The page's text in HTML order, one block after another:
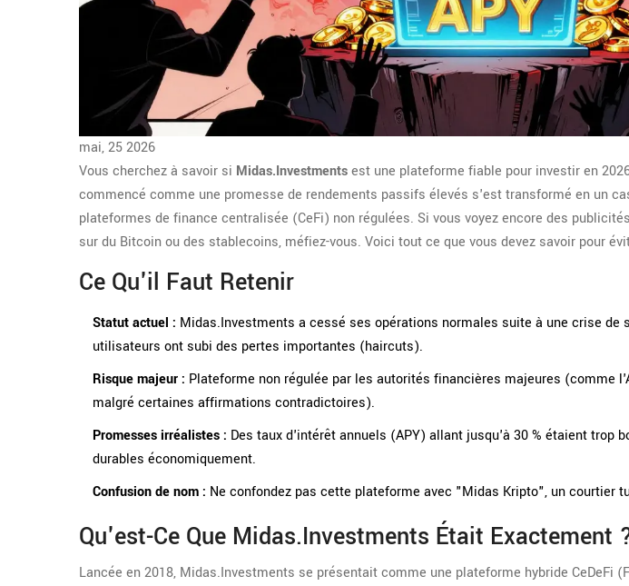
mai, 25 2026
Vous cherchez à savoir si Midas.Investmentsest une plateforme fiable pour investir en
commencé comme une promesse de rendements passifs élevés s'est transformé en un
plateformes de finance centralisée (CeFi) non régulées. Si vous voyez encore des
sur du Bitcoin ou des stablecoins, méfiez-vous. Voici tout ce que vous devez savoir pour
Ce Qu'il Faut Retenir
Statut actuel : Midas.Investments a cessé ses opérations normales suite à une crise de
utilisateurs ont subi des pertes importantes (haircuts).
Risque majeur : Plateforme non régulée par les autorités financières majeures (comme
malgré certaines affirmations contradictoires).
Promesses irréalistes : Des taux d'intérêt annuels (APY) allant jusqu'à 30 % étaient trop
durables économiquement.
Confusion de nom : Ne confondez pas cette plateforme avec "Midas Kripto", un courtier
Qu'est-Ce Que Midas.Investments Était Exactement
Lancée en 2018, Midas.Investments se présentait comme une plateforme hybride CeDeFi